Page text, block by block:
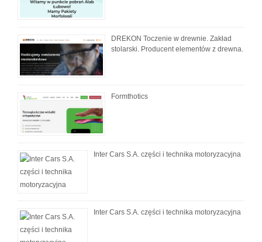
DREKON Toczenie w drewnie. Zakład
stolarski. Producent elementów z drewna.
Formthotics
Inter Cars S.A. części i technika motoryzacyjna
Inter Cars S.A. części i technika motoryzacyjna